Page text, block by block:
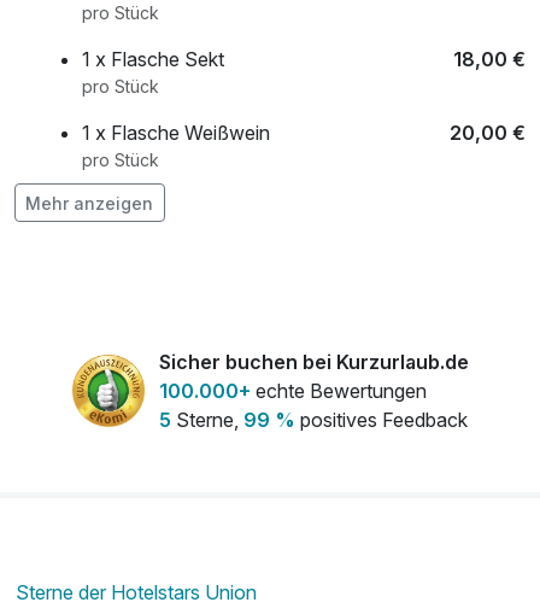
pro Stück
1 x Flasche Sekt 18,00 €
pro Stück
1 x Flasche Weißwein 20,00 €
pro Stück
1 x Obstkorb
kleine Torte
pro Stück
Mehr anzeigen
Sicher buchen bei Kurzurlaub.de
100.000+ echte Bewertungen
5 Sterne, 99 % positives Feedback
Sterne der Hotelstars Union